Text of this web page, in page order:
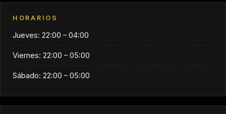
HORARIOS
Jueves: 22:00 – 04:00
Viernes: 22:00 – 05:00
Sábado: 22:00 – 05:00